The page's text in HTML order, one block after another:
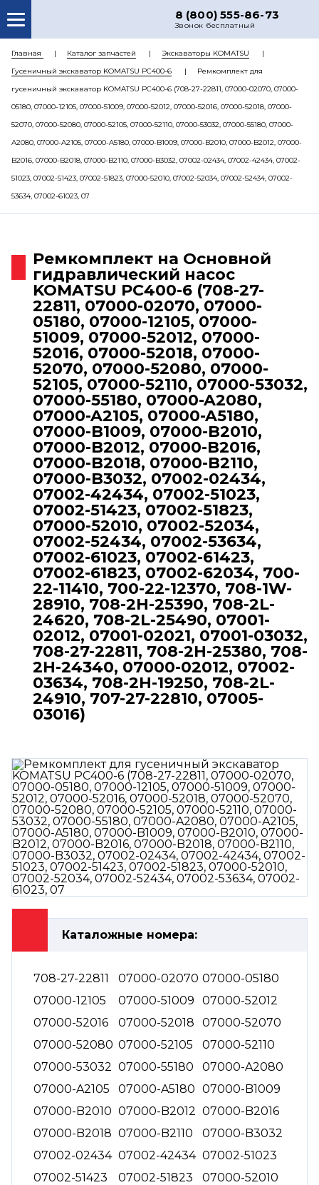
8 (800) 555-86-73
Звонок бесплатный
О НАС
КАТАЛОГ ЗАПЧАСТЕЙ
РЕМОНТ
ДОСТАВКА
ЦЕНЫ
КОНТАКТЫ
Главная Каталог запчастей
Экскаваторы KOMATSU
Гусеничный экскаватор KOMATSU PC400-6
Ремкомплект для
гусеничный экскаватор KOMATSU PC400-6 (708-27-22811, 07000-02070, 07000-
05180, 07000-12105, 07000-51009, 07000-52012, 07000-52016, 07000-52018, 07000-
52070, 07000-52080, 07000-52105, 07000-52110, 07000-53032, 07000-55180, 07000-
A2080, 07000-A2105, 07000-A5180, 07000-B1009, 07000-B2010, 07000-B2012, 07000-
B2016, 07000-B2018, 07000-B2110, 07000-B3032, 07002-02434, 07002-42434, 07002-
51023, 07002-51423, 07002-51823, 07000-52010, 07002-52034, 07002-52434, 07002-
53634, 07002-61023, 07
Ремкомплект на Основной
гидравлический насос
KOMATSU PC400-6 (708-27-
22811, 07000-02070, 07000-
05180, 07000-12105, 07000-
51009, 07000-52012, 07000-
52016, 07000-52018, 07000-
52070, 07000-52080, 07000-
52105, 07000-52110, 07000-53032,
07000-55180, 07000-A2080,
07000-A2105, 07000-A5180,
07000-B1009, 07000-B2010,
07000-B2012, 07000-B2016,
07000-B2018, 07000-B2110,
07000-B3032, 07002-02434,
07002-42434, 07002-51023,
07002-51423, 07002-51823,
07000-52010, 07002-52034,
07002-52434, 07002-53634,
07002-61023, 07002-61423,
07002-61823, 07002-62034, 700-
22-11410, 700-22-12370, 708-1W-
28910, 708-2H-25390, 708-2L-
24620, 708-2L-25490, 07001-
02012, 07001-02021, 07001-03032,
708-27-22811, 708-2H-25380, 708-
2H-24340, 07000-02012, 07002-
03634, 708-2H-19250, 708-2L-
24910, 707-27-22810, 07005-
03016)
Каталожные номера:
708-27-22811 07000-02070 07000-05180
07000-12105
07000-51009
07000-52012
07000-52016
07000-52018
07000-52070
07000-52080 07000-52105
07000-52110
07000-53032 07000-55180
07000-A2080
07000-A2105
07000-A5180 07000-B1009
07000-B2010 07000-B2012 07000-B2016
07000-B2018 07000-B2110
07000-B3032
07002-02434 07002-42434 07002-51023
07002-51423
07002-51823
07000-52010